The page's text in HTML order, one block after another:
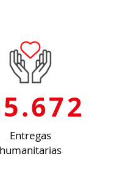
Entregas
humanitarias